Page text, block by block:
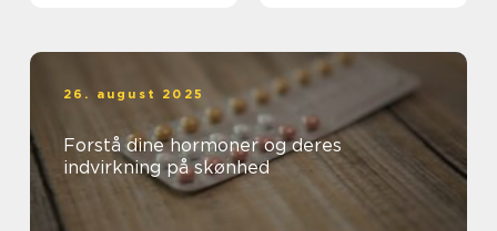
26. august 2025
Forstå dine hormoner og deres
indvirkning på skønhed